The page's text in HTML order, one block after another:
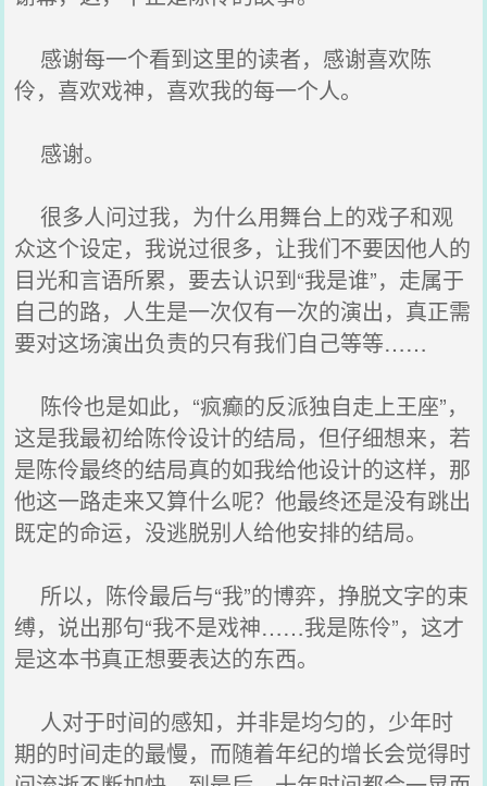
感谢每一个看到这里的读者，感谢喜欢陈
伶，喜欢戏神，喜欢我的每一个人。
感谢。
很多人问过我，为什么用舞台上的戏子和观
众这个设定，我说过很多，让我们不要因他人的
目光和言语所累，要去认识到“我是谁”，走属于
自己的路，人生是一次仅有一次的演出，真正需
要对这场演出负责的只有我们自己等等……
陈伶也是如此，“疯癫的反派独自走上王座”，
这是我最初给陈伶设计的结局，但仔细想来，若
是陈伶最终的结局真的如我给他设计的这样，那
他这一路走来又算什么呢？他最终还是没有跳出
既定的命运，没逃脱别人给他安排的结局。
所以，陈伶最后与“我”的博弈，挣脱文字的束
缚，说出那句“我不是戏神……我是陈伶”，这才
是这本书真正想要表达的东西。
人对于时间的感知，并非是均匀的，少年时
期的时间走的最慢，而随着年纪的增长会觉得时